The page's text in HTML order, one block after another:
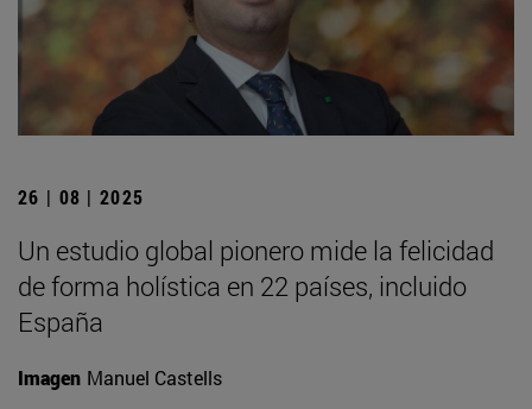
26 | 08 | 2025
Un estudio global pionero mide la felicidad
de forma holística en 22 países, incluido
España
Imagen Manuel Castells